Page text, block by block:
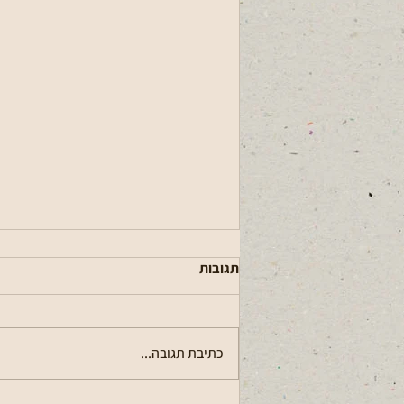
תגובות
כתיבת תגובה...